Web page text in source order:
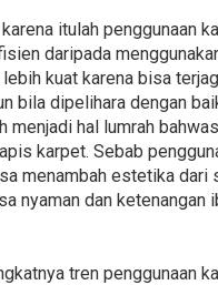
itulah penggunaan
daripada
lebih kuat karena bisa
bila dipelihara dengan
menjadi hal lumrah
karpet. Sebab
menambah estetika dari
nyaman dan ketenangan
tren penggunaan